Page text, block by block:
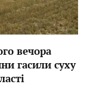
вечора
гасили суху